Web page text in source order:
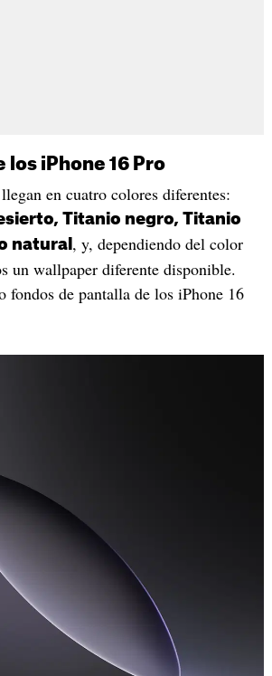
los iPhone 16 Pro
en cuatro colores diferentes:
Titanio negro, Titanio
natural , y, dependiendo del color
un wallpaper diferente disponible.
fondos de pantalla de los iPhone 16